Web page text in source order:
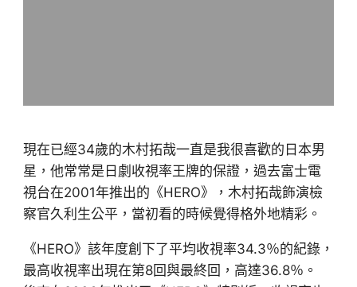
現在已經34歲的木村拓哉一直是我很喜歡的日本男
星，他常常是日劇收視率王牌的保證，過去富士電
視台在2001年推出的《HERO》，木村拓哉飾演檢
察官久利生公平，當初看的時候覺得格外地精彩。
《HERO》該年度創下了平均收視率34.3％的紀錄，
最高收視率出現在第8回與最終回，高達36.8％。